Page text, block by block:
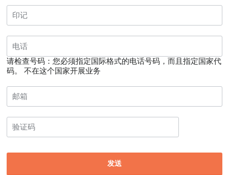
请检查号码：您必须指定国际格式的电话号码，而且指定国家代
码。
不在这个国家开展业务